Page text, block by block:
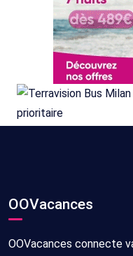
OOVacances
OOVacances connecte